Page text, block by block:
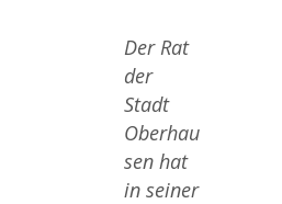
Der Rat
der
Stadt
Oberhau
sen hat
in seiner